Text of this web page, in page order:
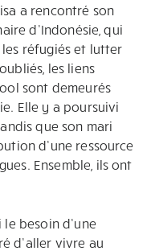
a rencontré son
d’Indonésie, qui
réfugiés et lutter
les liens
sont demeurés
Elle y a poursuivi
que son mari
d’une ressource
Ensemble, ils ont
le besoin d’une
d’aller vivre au